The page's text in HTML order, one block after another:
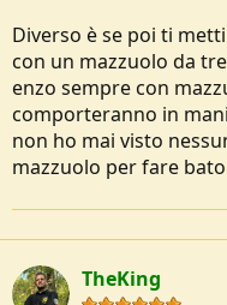
Diverso è se poi ti
con un mazzuolo da
enzo sempre con
comporteranno in
non ho mai visto
mazzuolo per fare
TheKing